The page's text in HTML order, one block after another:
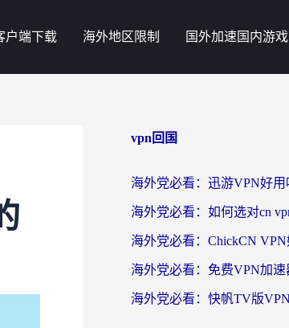
户端下载 海外地区限制 国外加速国内游戏
vpn回国